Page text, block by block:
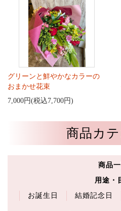
グリーンと鮮やかなカラーの
おまかせ花束
7,000円(税込7,700円)
商品カ
商品
用途・
お誕生日
結婚記念日